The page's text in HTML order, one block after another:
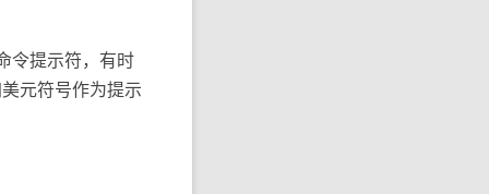
令提示符，有时
元符号作为提示